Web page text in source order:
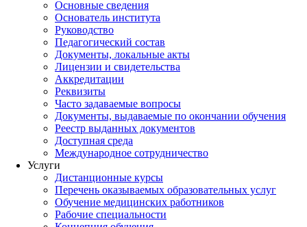
Основные сведения
Основатель института
Руководство
Педагогический состав
Документы, локальные акты
Лицензии и свидетельства
Аккредитации
Реквизиты
Часто задаваемые вопросы
Документы, выдаваемые по окончании обучения
Реестр выданных документов
Доступная среда
Международное сотрудничество
Услуги
Дистанционные курсы
Перечень оказываемых образовательных услуг
Обучение медицинских работников
Рабочие специальности